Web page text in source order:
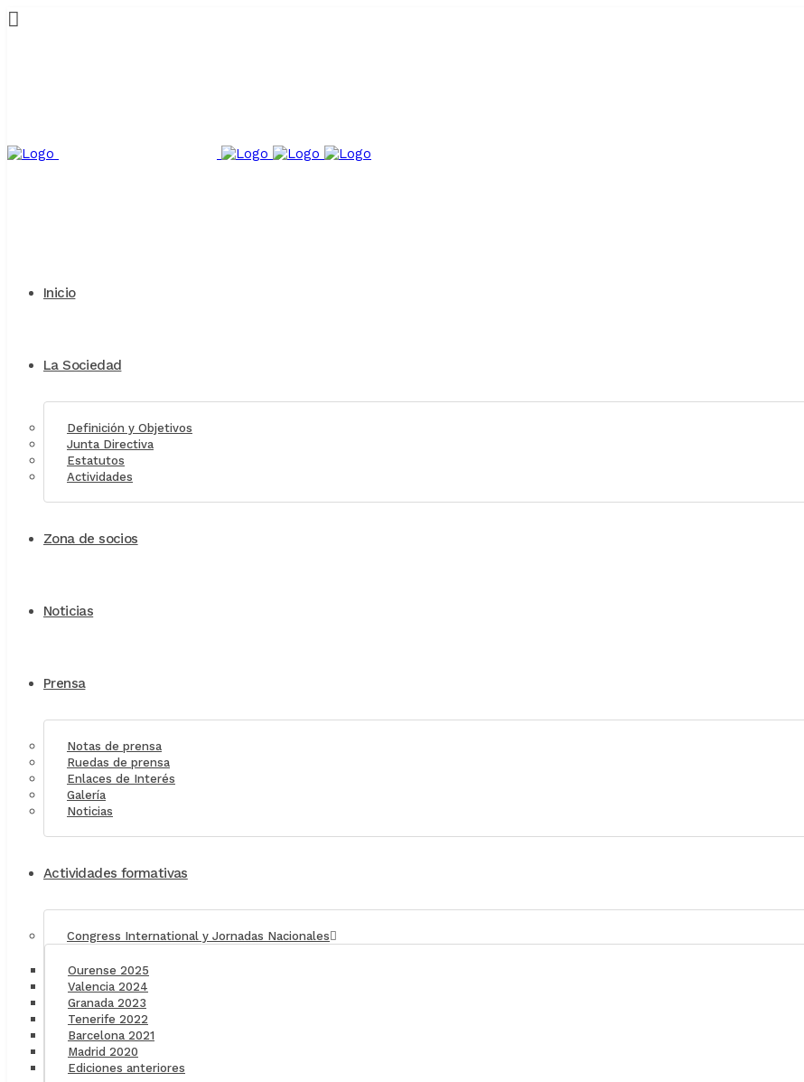
Inicio
La Sociedad
Definición y Objetivos
Junta Directiva
Estatutos
Actividades
Zona de socios
Noticias
Prensa
Notas de prensa
Ruedas de prensa
Enlaces de Interés
Galería
Noticias
Actividades formativas
Congress International y Jornadas Nacionales
Ourense 2025
Valencia 2024
Granada 2023
Tenerife 2022
Barcelona 2021
Madrid 2020
Ediciones anteriores